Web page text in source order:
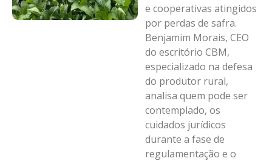
e cooperativas atingidos
por perdas de safra.
Benjamim Morais, CEO
do escritório CBM,
especializado na defesa
do produtor rural,
analisa quem pode ser
contemplado, os
cuidados jurídicos
durante a fase de
regulamentação e o